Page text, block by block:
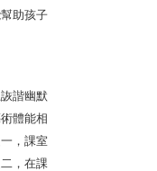
助孩子
諧幽默
體能相
，課室
，在課